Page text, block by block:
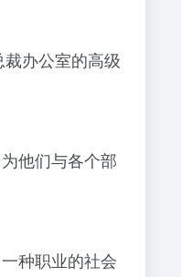
办公室的高级
他们与各个部
种职业的社会